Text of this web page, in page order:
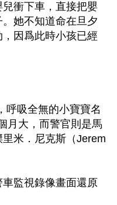
衝下車，直接把嬰
她不知道命在旦夕
因爲此時小孩已經
呼吸全無的小寶寶名
月大，而警官則是馬
米．尼克斯（Jerem
監視錄像畫面還原